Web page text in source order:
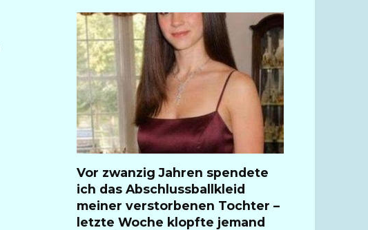
Vor zwanzig Jahren spendete
ich das Abschlussballkleid
meiner verstorbenen Tochter –
letzte Woche klopfte jemand